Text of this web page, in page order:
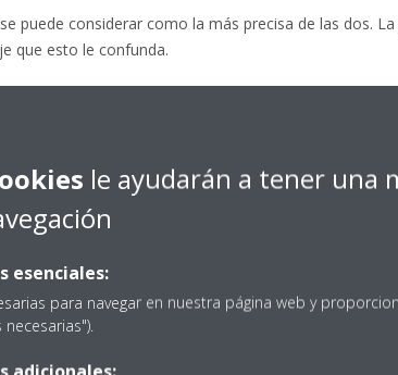
puede considerar como la más precisa de las dos.
que esto le confunda.
Intensidad sonora percibida
Extremadamente baja
le ayudarán a tener una
esenciales:
para navegar en nuestra página web y